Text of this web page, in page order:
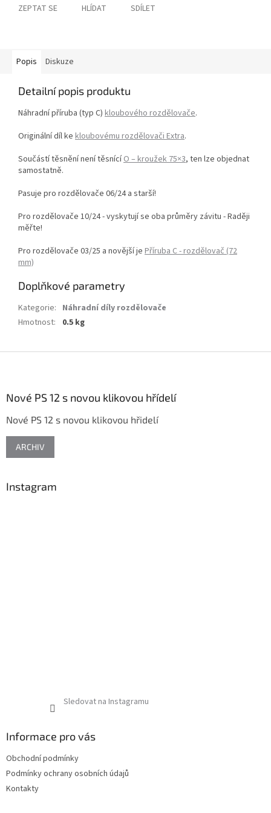
ZEPTAT SE HLÍDAT SDÍLET
Popis Diskuze
Detailní popis produktu
Náhradní příruba (typ C) kloubového rozdělovače.
Originální díl ke kloubovému rozdělovači Extra.
Součástí těsnění není těsnícíO – kroužek 75×3, ten lze objednat
samostatně.
Pasuje pro rozdělovače 06/24 a starší!
Pro rozdělovače 10/24 - vyskytují se oba průměry závitu - Raději
měřte!
Pro rozdělovače 03/25 a novějšíje Příruba C - rozdělovač (72
mm)
Doplňkové parametry
Kategorie: Náhradní díly rozdělovače
Hmotnost: 0.5 kg
Nové PS 12 s novou klikovou hřídelí
Nové PS 12 s novou klikovou hřidelí
ARCHIV
Instagram
Sledovat na Instagramu
Informace pro vás
Obchodní podmínky
Podmínky ochrany osobních údajů
Kontakty